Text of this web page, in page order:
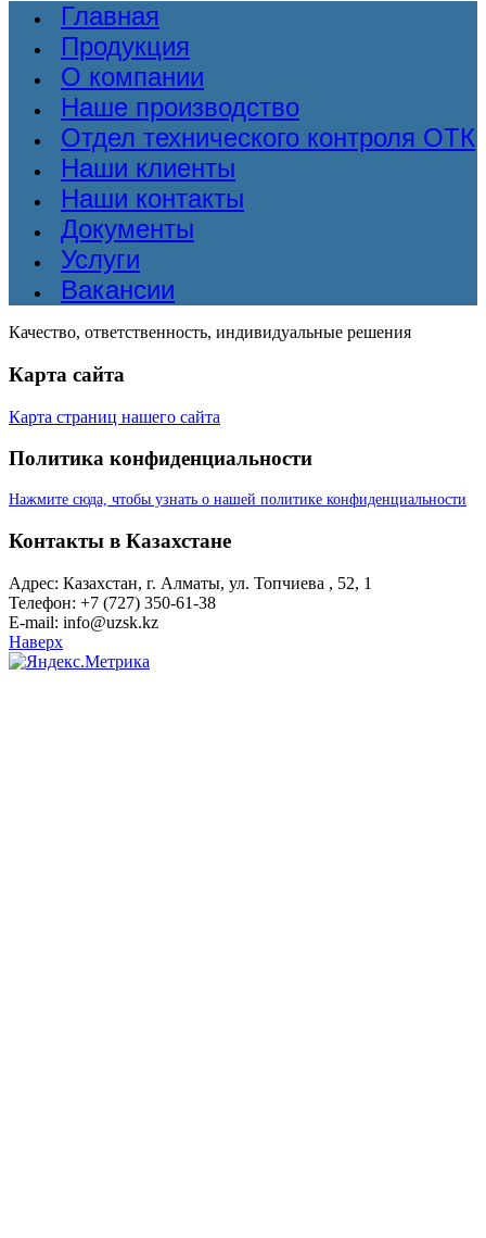
Главная
Продукция
О компании
Наше производство
Отдел технического контроля ОТК
Наши клиенты
Наши контакты
Документы
Услуги
Вакансии
Качество, ответственность, индивидуальные решения
Карта сайта
Карта страниц нашего сайта
Политика конфиденциальности
Нажмите сюда, чтобы узнать о нашей политике конфиденциальности
Контакты в Казахстане
Адрес: Казахстан, г. Алматы, ул. Топчиева , 52, 1
Телефон: +7 (727) 350-61-38
E-mail: info@uzsk.kz
Наверх